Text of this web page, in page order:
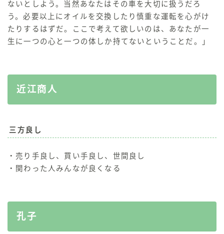
ないとしよう。当然あなたはその車を大切に扱うだろ
う。必要以上にオイルを交換したり慎重な運転を心がけ
たりするはずだ。ここで考えて欲しいのは、あなたが一
生に一つの心と一つの体しか持てないということだ。」
近江商人
三方良し
・売り手良し、買い手良し、世間良し
・関わった人みんなが良くなる
孔子